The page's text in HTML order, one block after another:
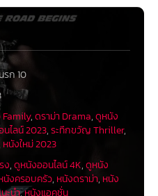
รก 10
Family,ดราม่า Drama,ดูหนัง
ไลน์ 2023,ระทึกขวัญ Thriller,
หนังใหม่ 2023
ง,ดูหนังออนไลน์ 4K,ดูหนัง
นังครอบครัว, หนังดราม่า, หนัง
ะนำ,หนังแอคชั่น